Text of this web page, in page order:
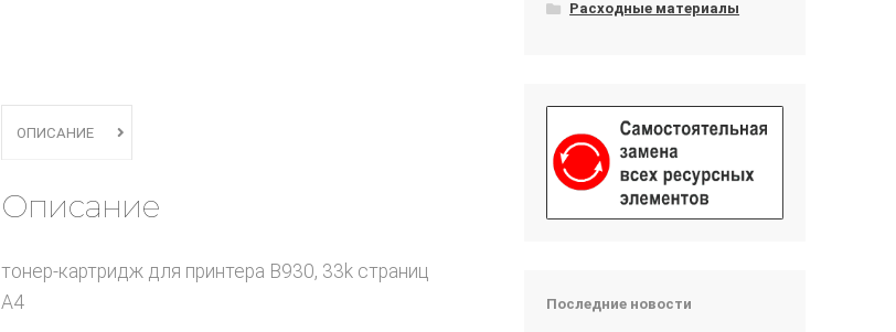
ОПИСАНИЕ
Описание
тонер-картридж для принтера B930, 33k страниц
A4
Расходные материалы
Последние новости